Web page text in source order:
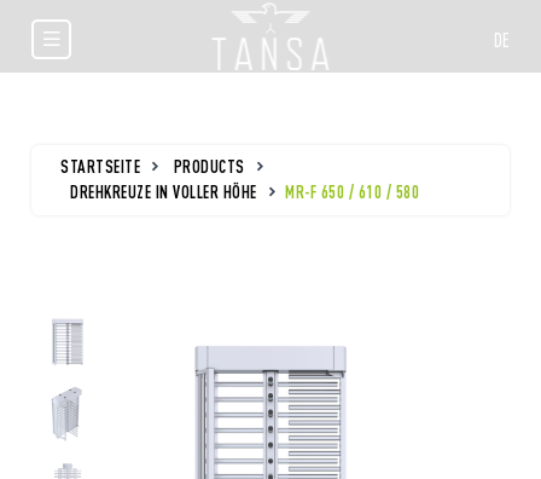
DE
STARTSEITE
PRODUCTS
DREHKREUZE IN VOLLER HÖHE
MR-F 650 / 610 / 580